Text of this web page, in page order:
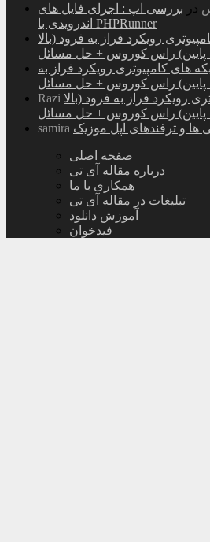
در بررسی اپ : اجرای فایل های PHP در گوشی
اندرویدی با PHPRunner
رویکرد فراز به فرود (بالا
پایین) راس کوروس + حل مسائل
های کامپیوتری رویکرد فراز به
پایین) راس کوروس + حل مسائل
Razi رویکرد فراز به فرود (بالا
پایین) راس کوروس + حل مسائل
samira
صفحه اصلی
درباره مقاله آی تی
همکاری با ما
تبلیغات در مقاله آی تی
آموزش دانلود
فیدخوان